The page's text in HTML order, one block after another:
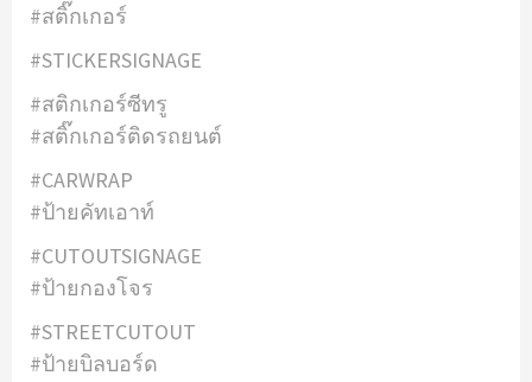
#สติ๊กเกอร์
#STICKERSIGNAGE
#สติกเกอร์ซีทรู
#สติ๊กเกอร์ติดรถยนต์
#CARWRAP
#ป้ายคัทเอาท์
#CUTOUTSIGNAGE
#ป้ายกองโจร
#STREETCUTOUT
#ป้ายบิลบอร์ด